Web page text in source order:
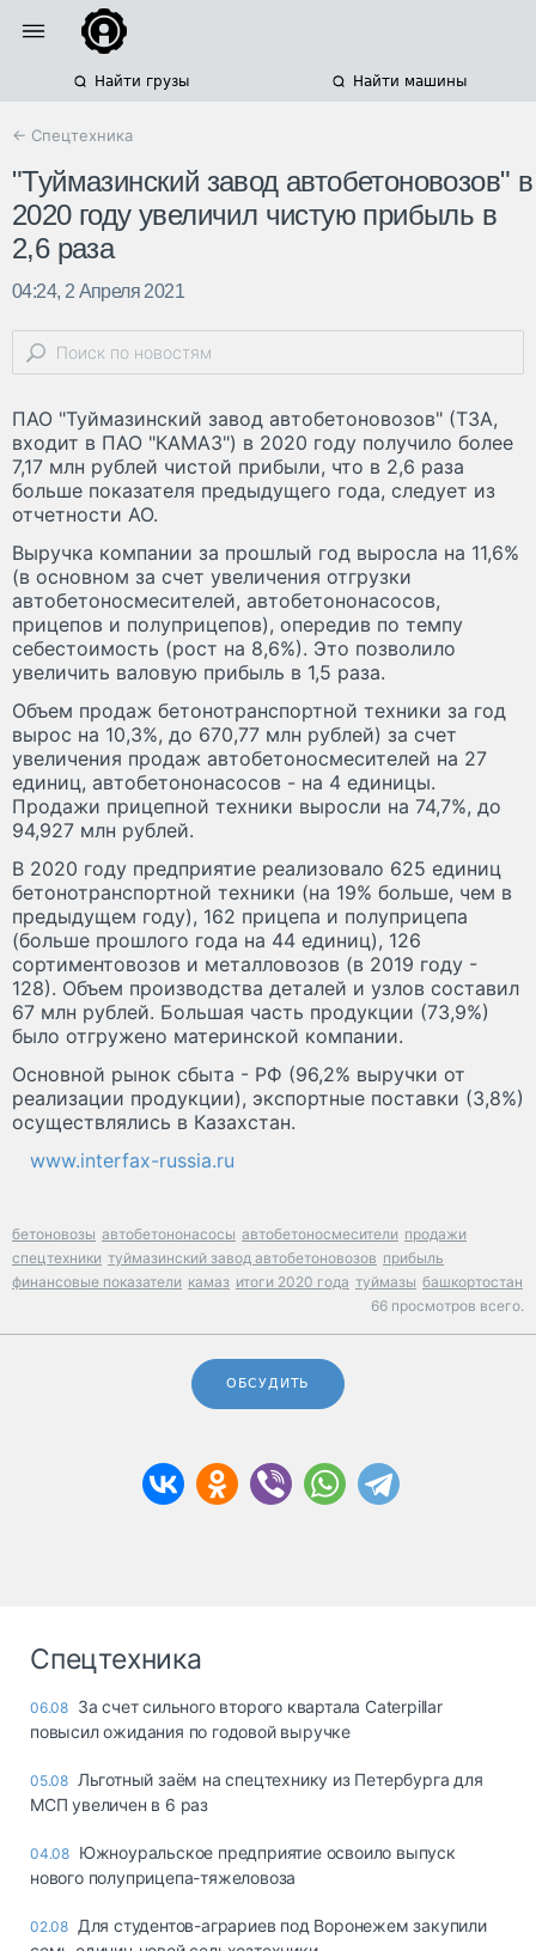
Найти грузы Найти машины
← Спецтехника
"Туймазинский завод автобетоновозов" в
2020 году увеличил чистую прибыль в
2,6 раза
04:24, 2 Апреля 2021
ПАО "Туймазинский завод автобетоновозов" (ТЗА,
входит в ПАО "КАМАЗ") в 2020 году получило более
7,17 млн рублей чистой прибыли, что в 2,6 раза
больше показателя предыдущего года, следует из
отчетности АО.
Выручка компании за прошлый год выросла на 11,6%
(в основном за счет увеличения отгрузки
автобетоносмесителей, автобетононасосов,
прицепов и полуприцепов), опередив по темпу
себестоимость (рост на 8,6%). Это позволило
увеличить валовую прибыль в 1,5 раза.
Объем продаж бетонотранспортной техники за год
вырос на 10,3%, до 670,77 млн рублей) за счет
увеличения продаж автобетоносмесителей на 27
единиц, автобетононасосов - на 4 единицы.
Продажи прицепной техники выросли на 74,7%, до
94,927 млн рублей.
В 2020 году предприятие реализовало 625 единиц
бетонотранспортной техники (на 19% больше, чем в
предыдущем году), 162 прицепа и полуприцепа
(больше прошлого года на 44 единиц), 126
сортиментовозов и металловозов (в 2019 году -
128). Объем производства деталей и узлов составил
67 млн рублей. Большая часть продукции (73,9%)
было отгружено материнской компании.
Основной рынок сбыта - РФ (96,2% выручки от
реализации продукции), экспортные поставки (3,8%)
осуществлялись в Казахстан.
www.interfax-russia.ru
бетоновозы автобетононасосы автобетоносмесители продажи
спецтехники туймазинский завод автобетоновозов прибыль
финансовые показатели камаз итоги 2020 года туймазы башкортостан
66 просмотров всего.
ОБСУДИТЬ
Спецтехника
06.08 За счет сильного второго квартала Caterpillar
повысил ожидания по годовой выручке
05.08 Льготный заём на спецтехнику из Петербурга для
МСП увеличен в 6 раз
04.08 Южноуральское предприятие освоило выпуск
нового полуприцепа-тяжеловоза
02.08 Для студентов-аграриев под Воронежем закупили